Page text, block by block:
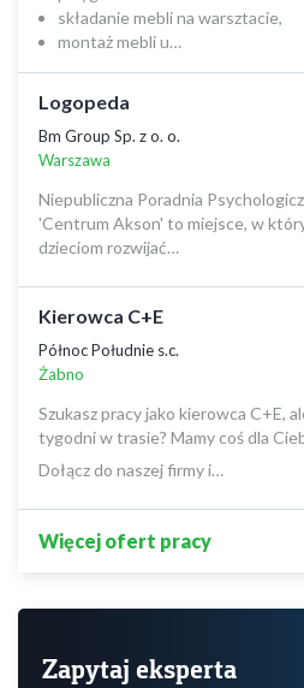
składanie mebli na warsztacie,
montaż mebli u…
Logopeda
Bm Group Sp. z o. o.
Warszawa
Niepubliczna Poradnia
'Centrum Akson' to miejsce, w
dzieciom rozwijać…
Kierowca C+E
Północ Południe s.c.
Żabno
Szukasz pracy jako kierowca C+E,
tygodni w trasie? Mamy coś dla
Dołącz do naszej firmy i…
Więcej ofert pracy
Zapytaj eksperta